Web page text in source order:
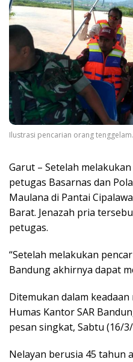
Ilustrasi pencarian orang
Garut – Setelah
petugas Basarnas dan
Maulana di Pantai
Barat. Jenazah pria
petugas.
“Setelah melakukan
Bandung akhirnya dapat
Ditemukan dalam
Humas Kantor SAR
pesan singkat, Sabtu (16/
Nelayan berusia 45 tahun